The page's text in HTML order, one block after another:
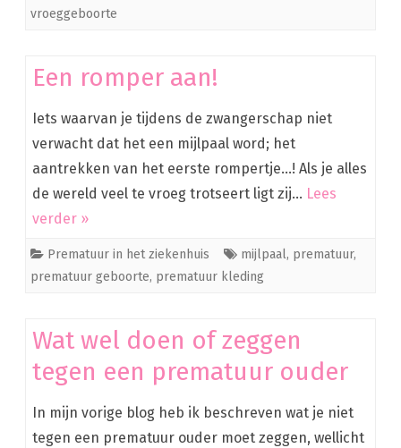
vroeggeboorte
Een romper aan!
Iets waarvan je tijdens de zwangerschap niet
verwacht dat het een mijlpaal word; het
aantrekken van het eerste rompertje…! Als je alles
de wereld veel te vroeg trotseert ligt zij… Lees
verder »
Prematuur in het ziekenhuis mijlpaal, prematuur,
prematuur geboorte, prematuur kleding
Wat wel doen of zeggen
tegen een prematuur ouder
In mijn vorige blog heb ik beschreven wat je niet
tegen een prematuur ouder moet zeggen, wellicht